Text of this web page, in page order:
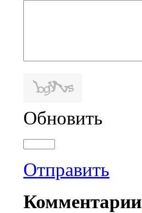
Обновить
Отправить
Комментарии